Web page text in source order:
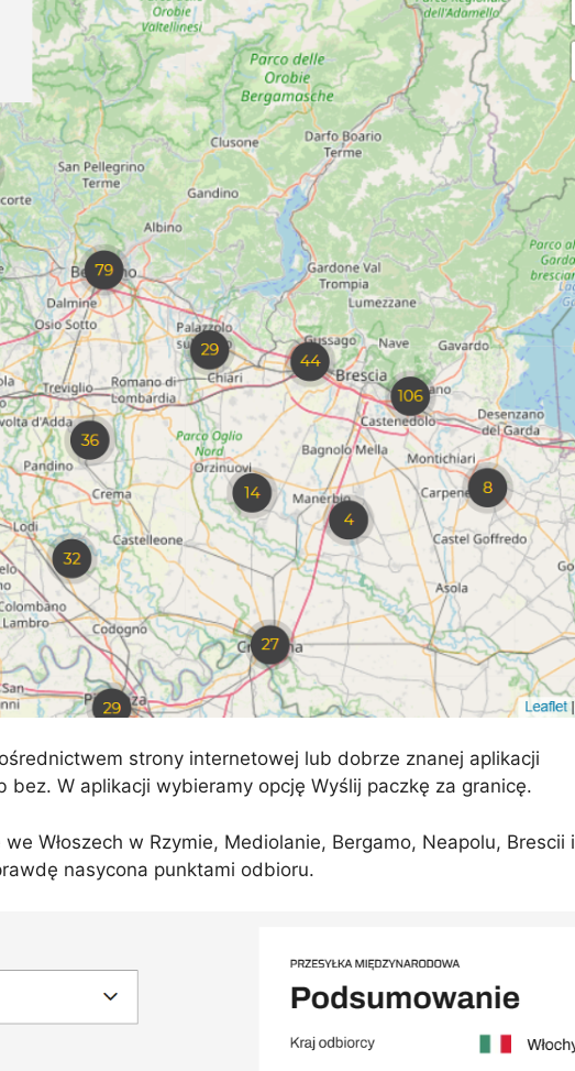
strony internetowej lub dobrze znanej aplikacji
W aplikacji wybieramy opcję Wyślij paczkę za granicę.
Włoszech w Rzymie, Mediolanie, Bergamo, Neapolu, Brescii i
nasycona punktami odbioru.